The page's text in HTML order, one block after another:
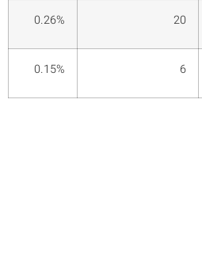
20
0.26%
6
0.15%